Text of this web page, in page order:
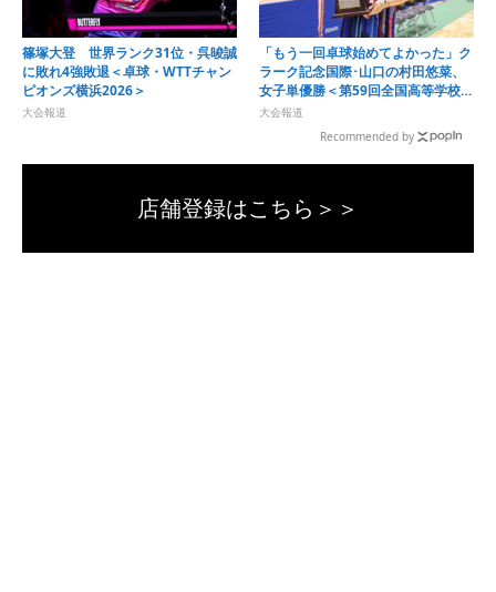
篠塚大登 世界ランク31位・呉晙誠
に敗れ4強敗退＜卓球・WTTチャン
ピオンズ横浜2026＞
大会報道
「もう一回卓球始めてよかった」ク
ラーク記念国際･山口の村田悠菜、
女子単優勝＜第59回全国高等学校定
時制通信制卓球大会＞
大会報道
Recommended by
店舗登録はこちら＞＞